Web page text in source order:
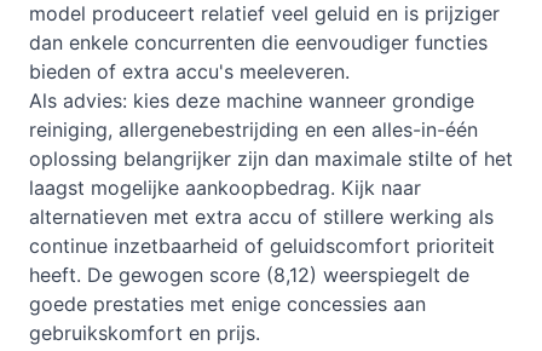
model produceert relatief veel geluid en is prijziger
dan enkele concurrenten die eenvoudiger functies
bieden of extra accu's meeleveren.
Als advies: kies deze machine wanneer grondige
reiniging, allergenebestrijding en een alles-in-één
oplossing belangrijker zijn dan maximale stilte of het
laagst mogelijke aankoopbedrag. Kijk naar
alternatieven met extra accu of stillere werking als
continue inzetbaarheid of geluidscomfort prioriteit
heeft. De gewogen score (8,12) weerspiegelt de
goede prestaties met enige concessies aan
gebruikskomfort en prijs.